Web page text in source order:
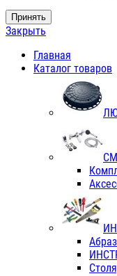
Принять
Закрыть
Главная
Каталог товаров